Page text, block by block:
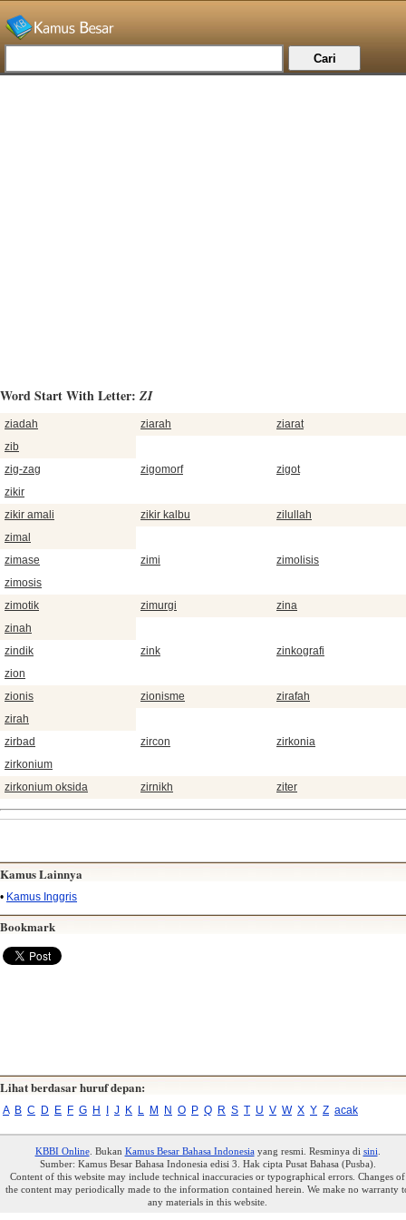
Word Start With Letter: ZI
ziadah ziarah
ziarat
zib
zig-zag
zigomorf
zigot
zikir
zikir amali
zikir kalbu
zilullah
zimal
zimase
zimi
zimolisis
zimosis
zimotik
zimurgi
zina
zinah
zindik
zink
zinkografi
zion
zionis
zionisme
zirafah
zirah
zirbad
zircon
zirkonia
zirkonium
zirkonium oksida
zirnikh ziter
Kamus Lainnya
• Kamus Inggris
Bookmark
Lihat berdasar huruf depan:
A B C D E F G H J K L M N O P Q R S T U V W X Y Z acak
KBBI Online. Bukan Kamus Besar Bahasa Indonesiayang resmi. Resminya di sini.
Sumber: Kamus Besar Bahasa Indonesia edisi 3. Hak cipta Pusat Bahasa (Pusba).
Content of this website may include technical inaccuracies or typographical errors. Changes of
the content may periodically made to the information contained herein. We make no warranty
any materials in this website.